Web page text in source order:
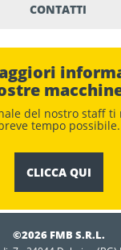
CONTATTI
del nostro staﬀ
tempo possibile.
CLICCA QUI
©2026 FMB S.R.L.